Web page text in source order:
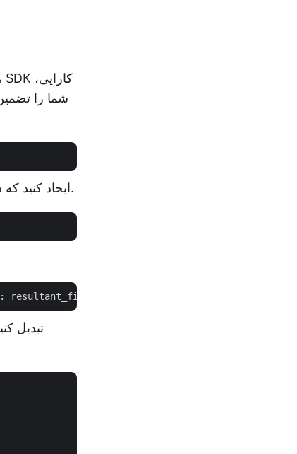
یک شی از کلاس CellsApi ایجاد کنید که در آن اعتبار مشتری را به عنوان آرگومان ارسال می کنیم.